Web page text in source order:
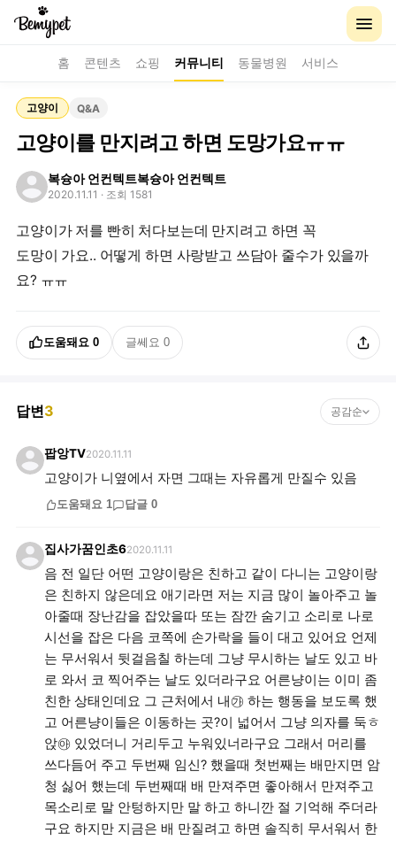
홈 콘텐츠 쇼핑 커뮤니티 동물병원 서비스
고양이 Q&A
고양이를 만지려고 하면 도망가요ㅠㅠ
복슝아 언컨텍트복슝아 언컨텍트
2020.11.11 · 조회 1581
고양이가 저를 빤히 처다보는데 만지려고 하면 꼭
도망이 가요.. 어떻게 하면 사랑받고 쓰담아 줄수가 있을까
요? ㅠㅠ
도움돼요 0 글쎄요 0
답변3 공감순
팝앙TV2020.11.11
고양이가 니옆에서 자면 그때는 자유롭게 만질수 있음
도움돼요 1 답글 0
집사가꿈인초62020.11.11
음 전 일단 어떤 고양이랑은 친하고 같이 다니는 고양이랑
은 친하지 않은데요 애기라면 저는 지금 많이 놀아주고 놀
아줄때 장난감을 잡았을따 또는 잠깐 숨기고 소리로 나로
시선을 잡은 다음 코쪽에 손가락을 들이 대고 있어요 언제
는 무서워서 뒷걸음칠 하는데 그냥 무시하는 날도 있고 바
로 와서 코 찍어주는 날도 있더라구요 어른냥이는 이미 좀
친한 상태인데요 그 근처에서 내㉮ 하는 행동을 보도록 했
고 어른냥이들은 이동하는 곳?이 넓어서 그냥 의자를 둑ㅎ
앉㉵ 있었더니 거리두고 누워있너라구요 그래서 머리를
쓰다듬어 주고 두번째 임신? 했을때 첫번째는 배만지면 암
청 싫어 했는데 두번째때 배 만져주면 좋아해서 만져주고
목소리로 말 안텅하지만 말 하고 하니깐 절 기억해 주더라
구요 하지만 지금은 배 만질려고 하면 솔직히 무서워서 한